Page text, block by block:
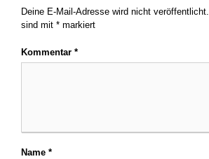
Deine E-Mail-Adresse wird nicht veröffentlicht.
sind mit * markiert
Kommentar *
Name *